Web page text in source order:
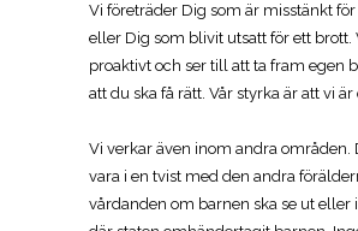
Vi företräder Dig som är misstänkt
eller Dig som blivit utsatt för ett brott.
proaktivt och ser till att ta fram egen
att du ska få rätt. Vår styrka är att vi är
Vi verkar även inom andra områden.
vara i en tvist med den andra
vårdanden om barnen ska se ut eller